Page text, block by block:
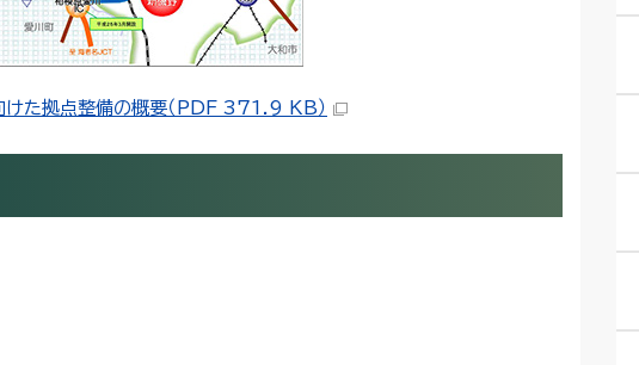
けた拠点整備の概要（PDF 371.9 KB）